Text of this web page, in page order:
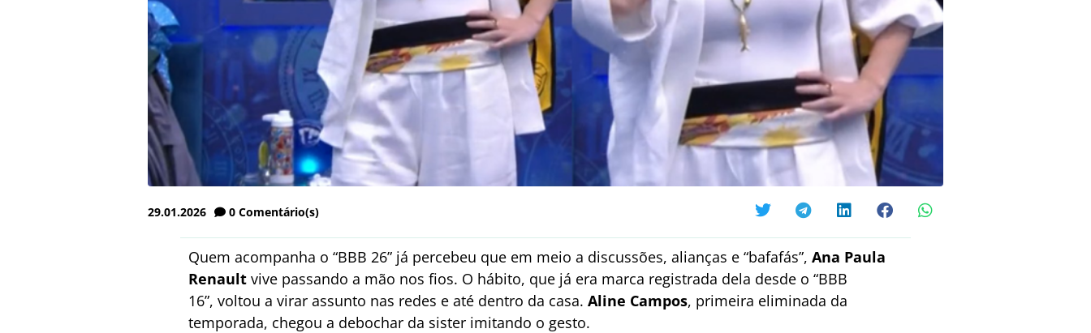
29.01.2026 0 Comentário(s)
Quem acompanha o “BBB 26” já percebeu que em meio a discussões, alianças e “bafafás”, Ana Paula
Renault vive passando a mão nos fios. O hábito, que já era marca registrada dela desde o “BBB
16”, voltou a virar assunto nas redes e até dentro da casa. Aline Campos, primeira eliminada da
temporada, chegou a debochar da sister imitando o gesto.